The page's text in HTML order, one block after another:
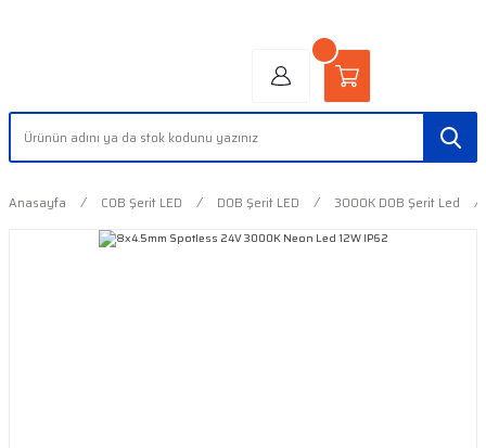
Anasayfa COB Şerit LED DOB Şerit LED 3000K DOB Şerit Led